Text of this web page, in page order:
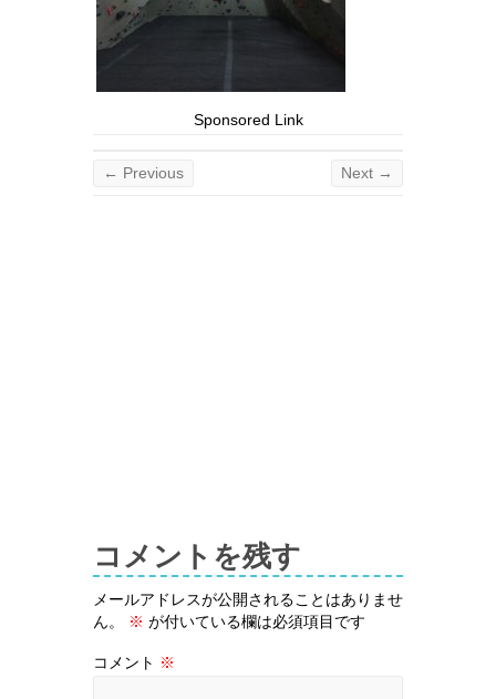
Sponsored Link
← Previous Next →
コメントを残す
メールアドレスが公開されることはありませ
ん。
※ が付いている欄は必須項目です
コメント ※